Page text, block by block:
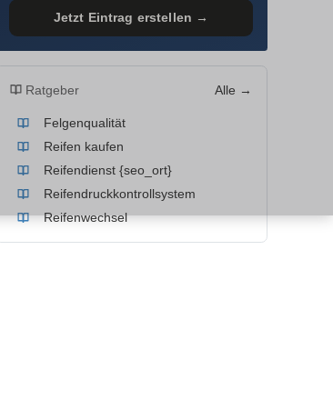
Jetzt Eintrag erstellen →
Ratgeber Alle →
Felgenqualität
Reifen kaufen
Reifendienst {seo_ort}
Reifendruckkontrollsystem
Reifenwechsel